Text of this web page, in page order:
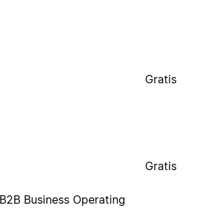
Gratis
Business Operating
Gratis